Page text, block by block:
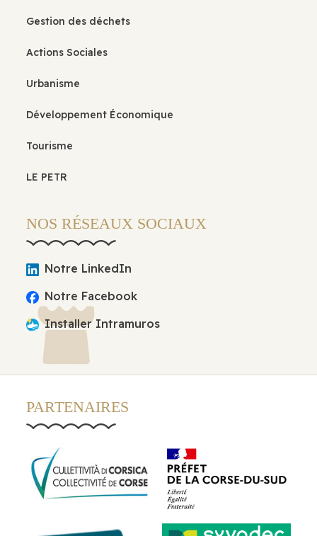
Gestion des déchets
Actions Sociales
Urbanisme
Développement Économique
Tourisme
LE PETR
NOS RÉSEAUX SOCIAUX
Notre LinkedIn
Notre Facebook
Installer Intramuros
PARTENAIRES